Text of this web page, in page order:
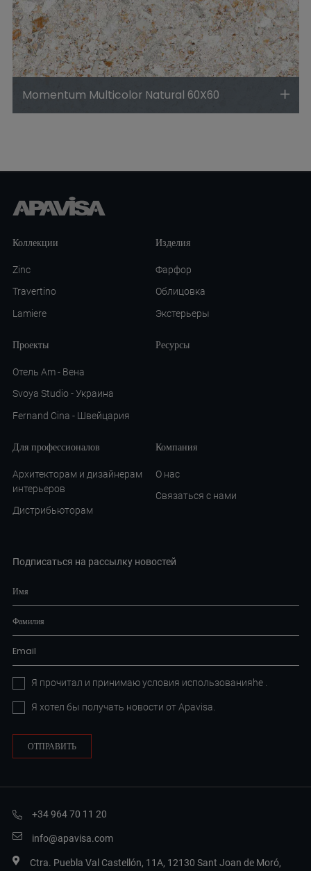
Momentum Multicolor Natural 60X60
Коллекции
Zinc
Travertino
Lamiere
Изделия
Фарфор
Облицовка
Экстерьеры
Проекты
Отель Am - Вена
Svoya Studio - Украина
Fernand Cina - Швейцария
Ресурсы
Для профессионалов
Архитекторам и дизайнерам
интерьеров
Дистрибьюторам
Компания
О нас
Связаться с нами
Подписаться на рассылку новостей
Я прочитал и принимаю условия использованияhe .
Я хотел бы получать новости от Apavisa.
+34 964 70 11 20
info@apavisa.com
Ctra. Puebla Val Castellón, 11A, 12130 Sant Joan de Moró,